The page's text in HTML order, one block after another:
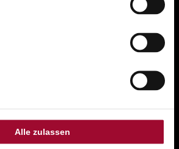
Alle zulassen